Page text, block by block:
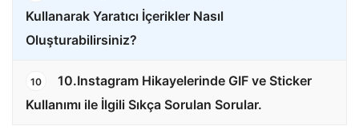
Kullanarak Yaratıcı İçerikler Nasıl
Oluşturabilirsiniz?
10
10.Instagram Hikayelerinde GIF ve Sticker
Kullanımı ile İlgili Sıkça Sorulan Sorular.